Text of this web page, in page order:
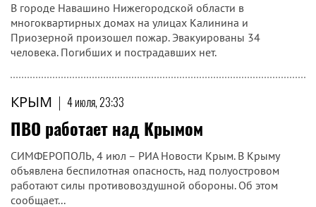
В городе Навашино Нижегородской области в
многоквартирных домах на улицах Калинина и
Приозерной произошел пожар. Эвакуированы 34
человека. Погибших и пострадавших нет.
КРЫМ | 4 июля, 23:33
ПВО работает над Крымом
СИМФЕРОПОЛЬ, 4 июл – РИА Новости Крым. В Крыму
объявлена беспилотная опасность, над полуостровом
работают силы противовоздушной обороны. Об этом
сообщает...